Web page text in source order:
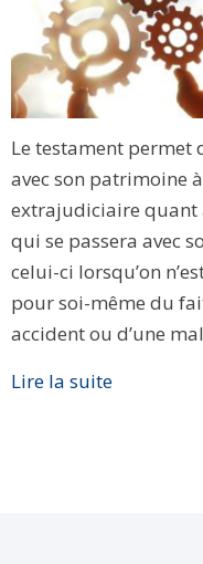
Le testament permet
avec son patrimoine
extrajudiciaire quant
qui se passera avec
celui-ci lorsqu’on
pour soi-même du
accident ou d’une
Lire la suite